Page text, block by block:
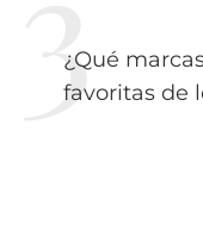
¿Qué
favoritas de